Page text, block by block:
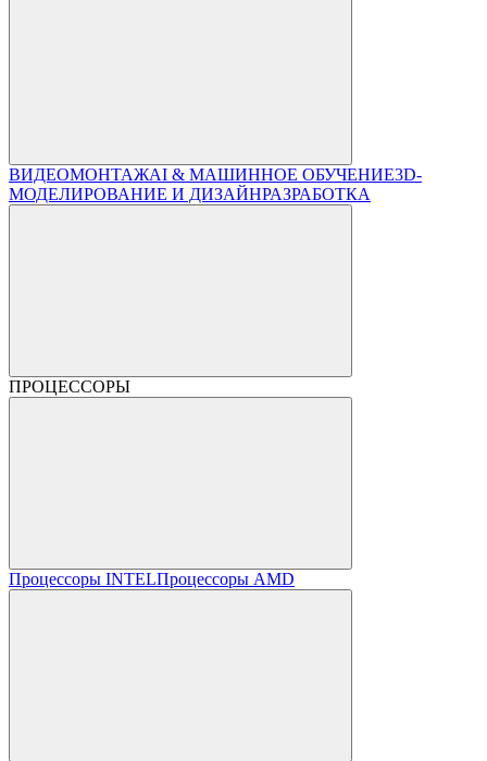
ВИДЕОМОНТАЖAI & МАШИННОЕ ОБУЧЕНИЕ3D-
МОДЕЛИРОВАНИЕ И ДИЗАЙНРАЗРАБОТКА
ПРОЦЕССОРЫ
Процессоры INTELПроцессоры AMD